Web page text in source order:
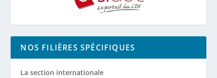
NOS FILIÈRES SPÉCIFIQUES
La section internationale